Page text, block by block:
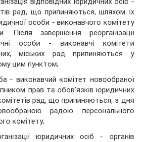
рад, що припиняються, шляхом їх
особи - виконавчого комітету
Після завершення реорганізації
особи - виконавчі комітети
міських рад припиняються у
цим пунктом;
- виконавчий комітет новообраної
прав та обов’язків юридичних
рад, що припиняються, з дня
радою персонального
комітету;
юридичних осіб - органів